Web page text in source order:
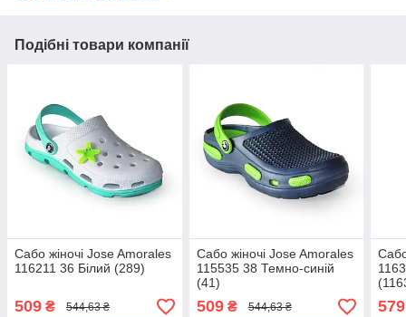
Подібні товари компанії
Сабо жіночі Jose Amorales
116211 36 Білий (289)
509 ₴ 544,63 ₴
Сабо жіночі Jose Amorales
115535 38 Темно-синій
(41)
509₴ 544,63 ₴ 579